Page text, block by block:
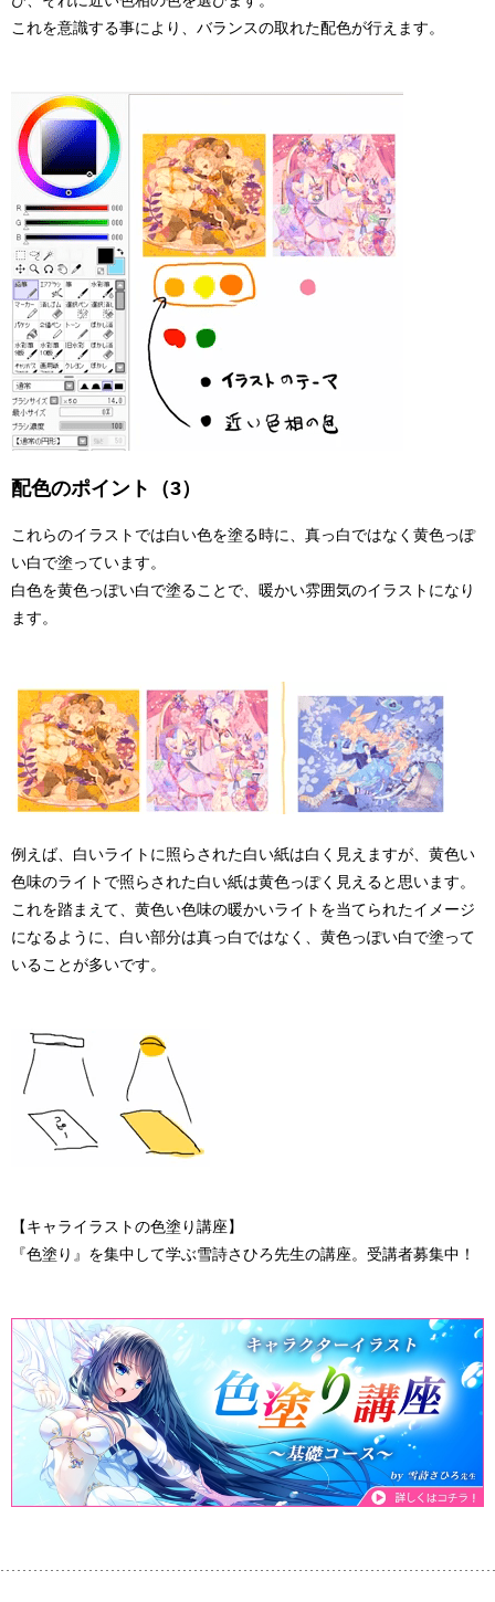
これを意識する事により、バランスの取れた配色が行えます。
配色のポイント（3）
これらのイラストでは白い色を塗る時に、真っ白ではなく黄色っぽ
い白で塗っています。
白色を黄色っぽい白で塗ることで、暖かい雰囲気のイラストになり
ます。
例えば、白いライトに照らされた白い紙は白く見えますが、黄色い
色味のライトで照らされた白い紙は黄色っぽく見えると思います。
これを踏まえて、黄色い色味の暖かいライトを当てられたイメージ
になるように、白い部分は真っ白ではなく、黄色っぽい白で塗って
いることが多いです。
【キャライラストの色塗り講座】
『色塗り』を集中して学ぶ雪詩さひろ先生の講座。受講者募集中！